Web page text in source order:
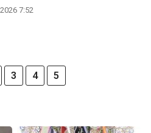
7:52
3 4 5